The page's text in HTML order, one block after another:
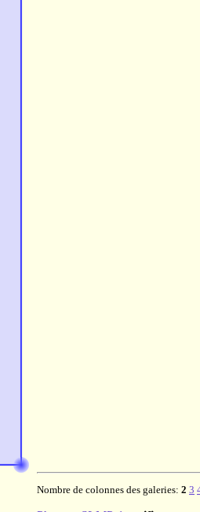
Nombre de colonnes des galeries: 2 3